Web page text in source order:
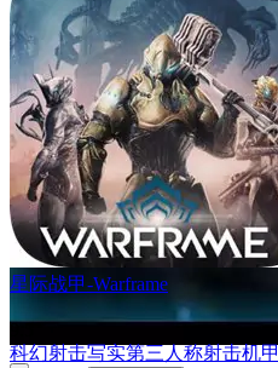
星际战甲-Warframe
科幻射击写实第三人称射击机甲